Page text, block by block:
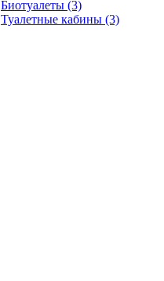
Биотуалеты (3)
Туалетные кабины (3)